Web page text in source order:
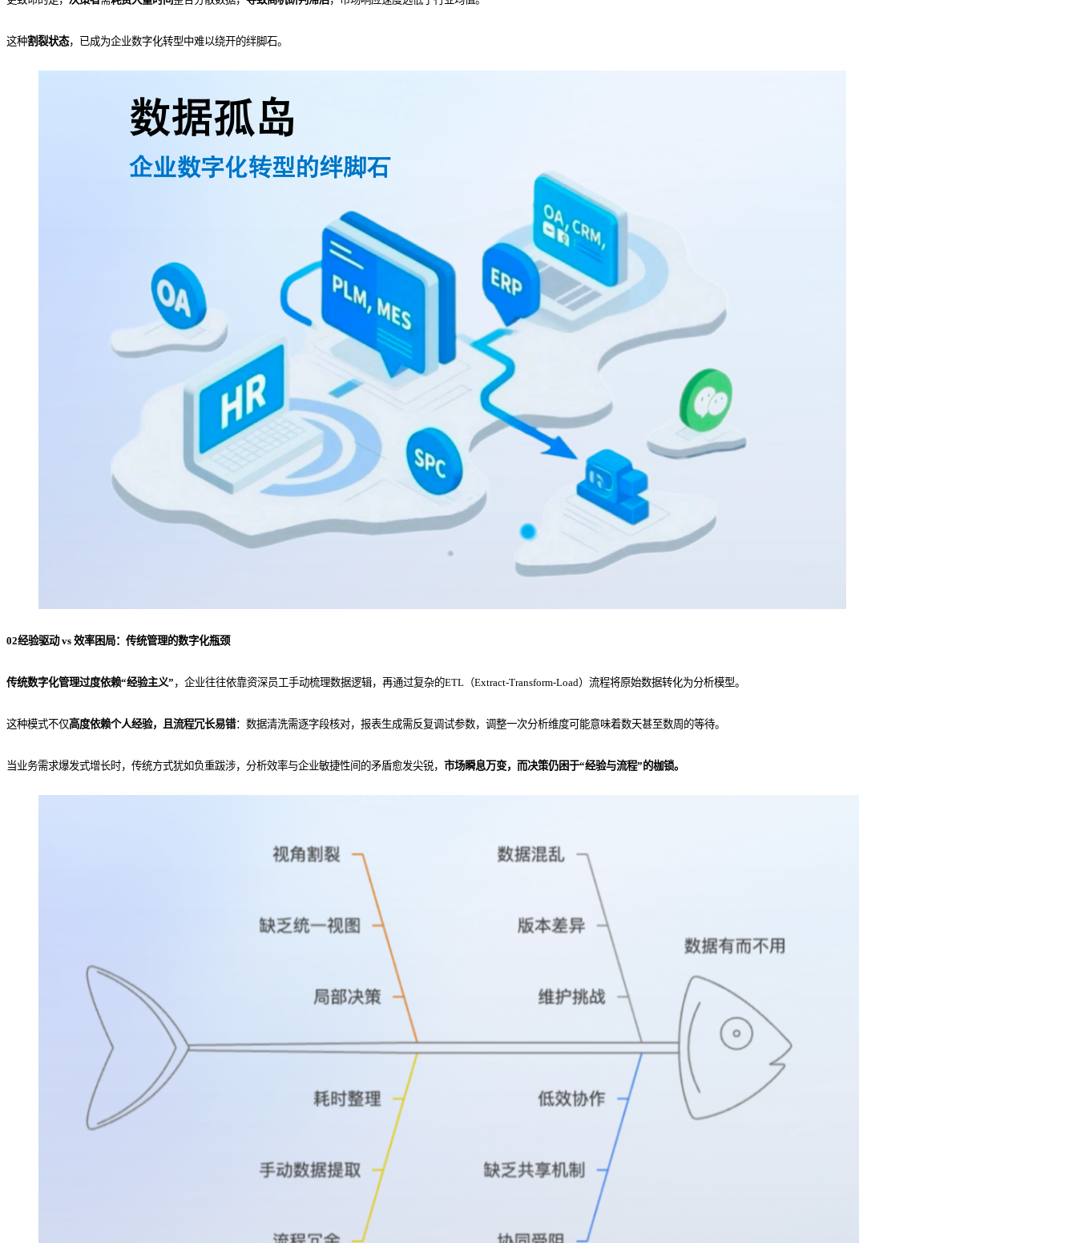
这种割裂状态，已成为企业数字化转型中难以绕开的绊脚石。
02经验驱动 vs 效率困局：传统管理的数字化瓶颈
传统数字化管理过度依赖“经验主义” ，企业往往依靠资深员工手动梳理数据逻辑，再通过复杂的ETL（Extract-Transform-Load）流程将原始数据转化为分析模型。
这种模式不仅高度依赖个人经验，且流程冗长易错：数据清洗需逐字段核对，报表生成需反复调试参数，调整一次分析维度可能意味着数天甚至数周的等待。
当业务需求爆发式增长时，传统方式犹如负重跋涉，分析效率与企业敏捷性间的矛盾愈发尖锐， 市场瞬息万变，而决策仍困于“经验与流程”的枷锁。